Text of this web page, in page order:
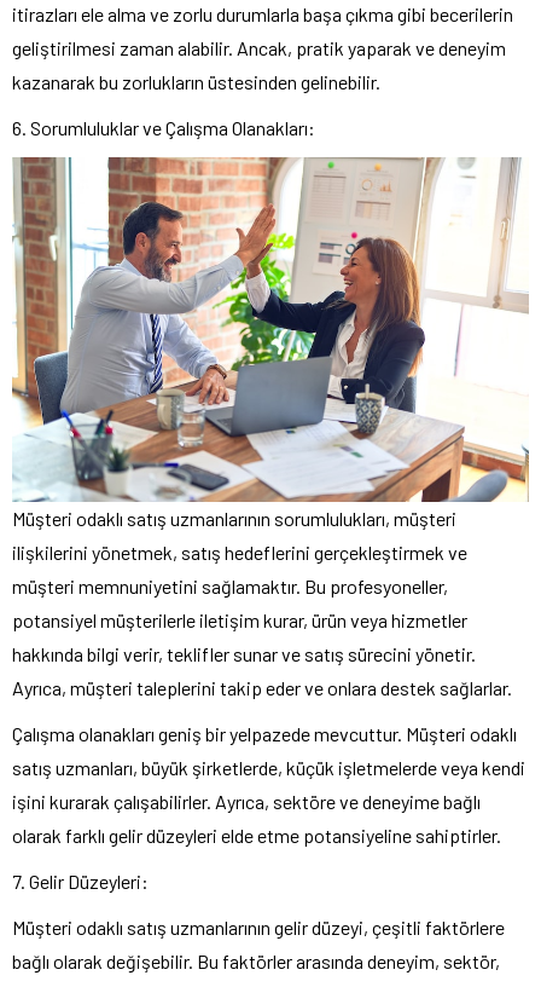
itirazları ele alma ve zorlu durumlarla başa çıkma gibi becerilerin
geliştirilmesi zaman alabilir. Ancak, pratik yaparak ve deneyim
kazanarak bu zorlukların üstesinden gelinebilir.
6. Sorumluluklar ve Çalışma Olanakları:
Müşteri odaklı satış uzmanlarının sorumlulukları, müşteri
ilişkilerini yönetmek, satış hedeflerini gerçekleştirmek ve
müşteri memnuniyetini sağlamaktır. Bu profesyoneller,
potansiyel müşterilerle iletişim kurar, ürün veya hizmetler
hakkında bilgi verir, teklifler sunar ve satış sürecini yönetir.
Ayrıca, müşteri taleplerini takip eder ve onlara destek sağlarlar.
Çalışma olanakları geniş bir yelpazede mevcuttur. Müşteri odaklı
satış uzmanları, büyük şirketlerde, küçük işletmelerde veya kendi
işini kurarak çalışabilirler. Ayrıca, sektöre ve deneyime bağlı
olarak farklı gelir düzeyleri elde etme potansiyeline sahiptirler.
7. Gelir Düzeyleri:
Müşteri odaklı satış uzmanlarının gelir düzeyi, çeşitli faktörlere
bağlı olarak değişebilir. Bu faktörler arasında deneyim, sektör,